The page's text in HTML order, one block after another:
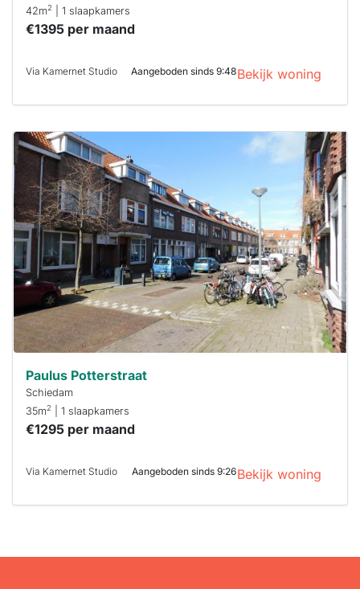
42m2 | 1 slaapkamers
€1395 per maand
Via Kamernet Studio Aangeboden sinds 9:48Bekijk woning
Deze woning
waarschijnlijk
al verhuurd
Om kans te
maken moet je
binnen 15
minuten
reageren.
Stekkies helpt
je hierbij!
Paulus Potterstraat
Schiedam
35m2 | 1 slaapkamers
€1295 per maand
Via Kamernet Studio Aangeboden sinds 9:26Bekijk woning